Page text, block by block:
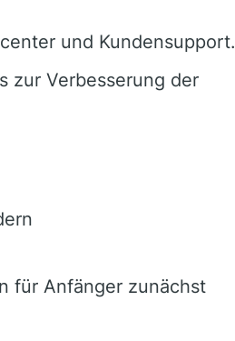
und Kundensupport.
zur Verbesserung der
für Anfänger zunächst